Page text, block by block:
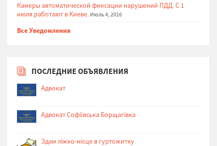
Камеры автоматической фиксации нарушений ПДД. С 1
июля работают в Киеве. Июль 4, 2016
Все Уведомления
ПОСЛЕДНИЕ ОБЪЯВЛЕНИЯ
Адвокат
Адвокат Софіївська Борщагівка
Здам ліжко-місце в гуртожитку